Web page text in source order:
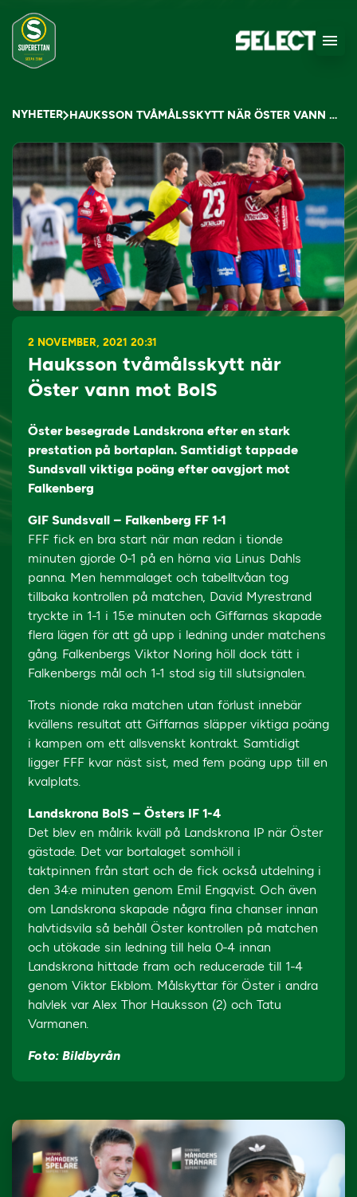
NYHETER HAUKSSON TVÅMÅLSSKYTT NÄR ÖSTER VANN MOT BOIS
2 NOVEMBER, 2021 20:31
Hauksson tvåmålsskytt när
Öster vann mot BoIS
Öster besegrade Landskrona efter en stark
prestation på bortaplan. Samtidigt tappade
Sundsvall viktiga poäng efter oavgjort mot
Falkenberg
GIF Sundsvall – Falkenberg FF 1-1
FFF fick en bra start när man redan i tionde
minuten gjorde 0-1 på en hörna via Linus Dahls
panna. Men hemmalaget och tabelltvåan tog
tillbaka kontrollen på matchen, David Myrestrand
tryckte in 1-1 i 15:e minuten och Giffarnas skapade
flera lägen för att gå upp i ledning under matchens
gång. Falkenbergs Viktor Noring höll dock tätt i
Falkenbergs mål och 1-1 stod sig till slutsignalen.
Trots nionde raka matchen utan förlust innebär
kvällens resultat att Giffarnas släpper viktiga poäng
i kampen om ett allsvenskt kontrakt. Samtidigt
ligger FFF kvar näst sist, med fem poäng upp till en
kvalplats.
Landskrona BoIS – Östers IF 1-4
Det blev en målrik kväll på Landskrona IP när Öster
gästade. Det var bortalaget somhöll i
taktpinnen från start och de fick också utdelning i
den 34:e minuten genom Emil Engqvist. Och även
om Landskrona skapade några fina chanser innan
halvtidsvila så behåll Öster kontrollen på matchen
och utökade sin ledning till hela 0-4 innan
Landskrona hittade fram och reducerade till 1-4
genom Viktor Ekblom. Målskyttar för Öster i andra
halvlek var Alex Thor Hauksson (2) och Tatu
Varmanen.
Foto: Bildbyrån